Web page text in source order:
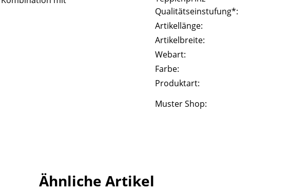
Qualitätseinstufung*:
Artikellänge:
Artikelbreite:
Webart:
Farbe:
Produktart:
Muster Shop:
Ähnliche Artikel